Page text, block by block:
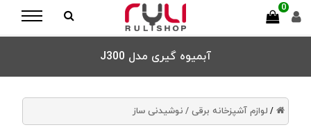
0
آبمیوه گیری مدل J300
/ لوازم آشپزخانه برقی / نوشیدنی ساز